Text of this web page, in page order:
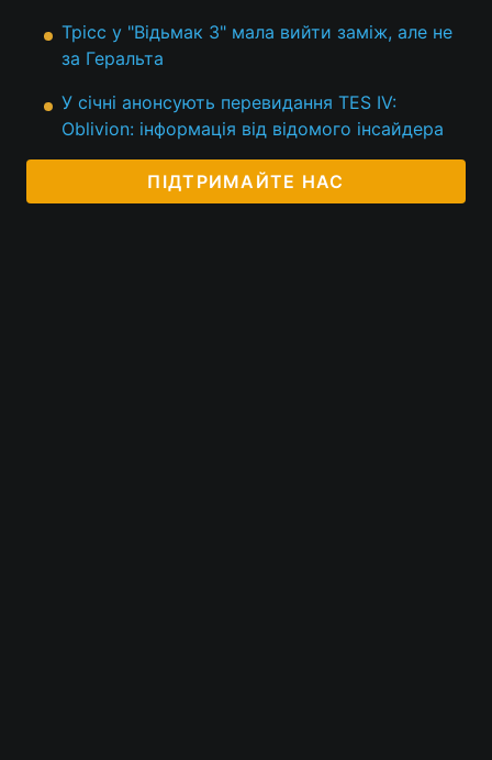
Трісс у "Відьмак 3" мала вийти заміж, але не
за Геральта
У січні анонсують перевидання TES IV:
Oblivion: інформація від відомого інсайдера
ПІДТРИМАЙТЕ НАС